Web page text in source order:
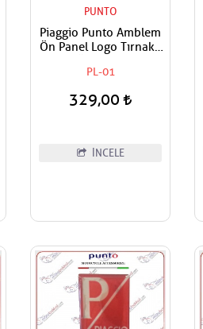
PUNTO
Piaggio Punto Amblem
Ön Panel Logo Tırnaklı
Tip İtaiyan Bayrak
PL-01
329,00
İNCELE